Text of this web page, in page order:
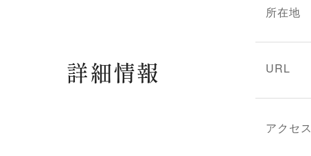
所在地
詳細情報 URL
アクセス